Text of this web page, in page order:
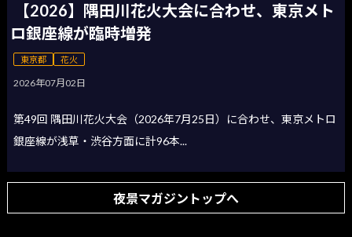
【2026】隅田川花火大会に合わせ、東京メト
ロ銀座線が臨時増発
東京都 花火
2026年07月02日
第49回 隅田川花火大会（2026年7月25日）に合わせ、東京メトロ
銀座線が浅草・渋谷方面に計96本...
夜景マガジントップへ